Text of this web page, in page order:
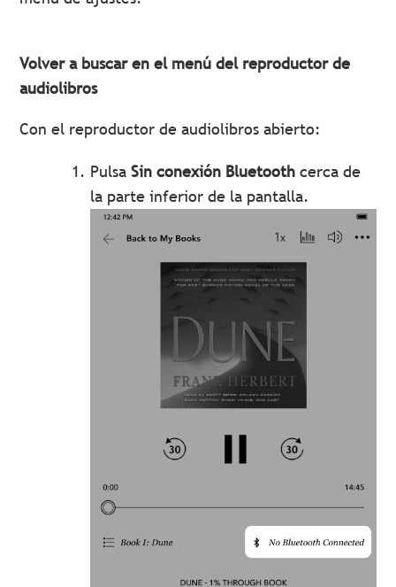
Volver a buscar en el menú del reproductor de
audiolibros
Con el reproductor de audiolibros abierto:
PulsaSin conexión Bluetooth cerca de
la parte inferior de la pantalla.